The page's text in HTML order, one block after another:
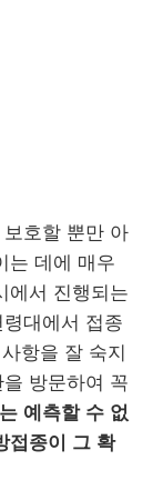
호할 뿐만 아
는 데에 매우
에서 진행되는
대에서 접종
항을 잘 숙지
방문하여 꼭
예측할 수 없
접종이 그 확